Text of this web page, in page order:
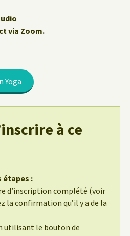
via Zoom.
Yoga
à ce
étapes :
d’inscription complété (voir
la confirmation qu’il y a de la
utilisant le bouton de